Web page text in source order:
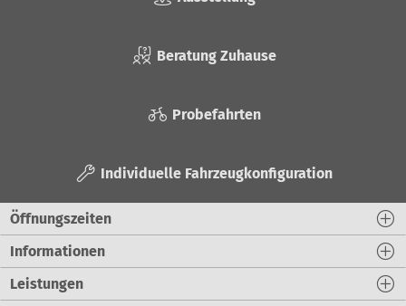
Beratung Zuhause
Probefahrten
Individuelle Fahrzeugkonfiguration
Öffnungszeiten
Informationen
Leistungen